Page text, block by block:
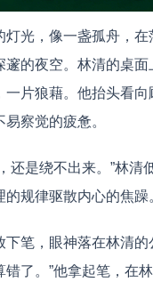
灯光，像一盏孤舟，
邃的夜空。林清的桌
一片狼藉。他抬头看
察觉的疲惫。
还是绕不出来。”林
规律驱散内心的焦躁
下笔，眼神落在林清
错了。”他拿起笔，在